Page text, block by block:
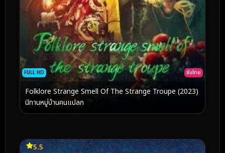
FULL HD ซับไทย
Folklore Strange Smell Of The Strange Troupe (2023)
นิทานหมู่บ้านคนแปลก
5.5